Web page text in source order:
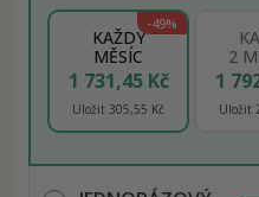
-49%
KAŽDÝ
MĚSÍC
1 731,45 Kč
Uložit 305,55 Kč
2
1
Uložit